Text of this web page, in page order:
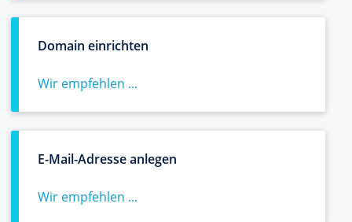
Domain einrichten
Wir empfehlen ...
E-Mail-Adresse anlegen
Wir empfehlen ...